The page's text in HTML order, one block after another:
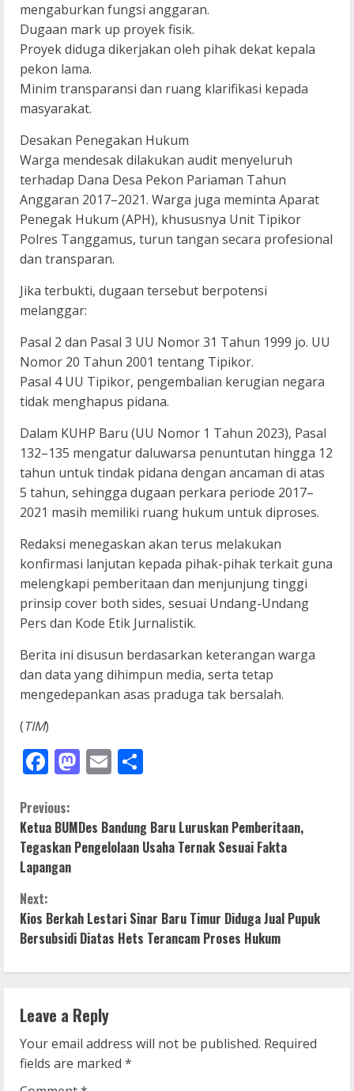
mengaburkan fungsi anggaran.
Dugaan mark up proyek fisik.
Proyek diduga dikerjakan oleh pihak dekat kepala
pekon lama.
Minim transparansi dan ruang klarifikasi kepada
masyarakat.
Desakan Penegakan Hukum
Warga mendesak dilakukan audit menyeluruh
terhadap Dana Desa Pekon Pariaman Tahun
Anggaran 2017–2021. Warga juga meminta Aparat
Penegak Hukum (APH), khususnya Unit Tipikor
Polres Tanggamus, turun tangan secara profesional
dan transparan.
Jika terbukti, dugaan tersebut berpotensi
melanggar:
Pasal 2 dan Pasal 3 UU Nomor 31 Tahun 1999 jo. UU
Nomor 20 Tahun 2001 tentang Tipikor.
Pasal 4 UU Tipikor, pengembalian kerugian negara
tidak menghapus pidana.
Dalam KUHP Baru (UU Nomor 1 Tahun 2023), Pasal
132–135 mengatur daluwarsa penuntutan hingga 12
tahun untuk tindak pidana dengan ancaman di atas
5 tahun, sehingga dugaan perkara periode 2017–
2021 masih memiliki ruang hukum untuk diproses.
Redaksi menegaskan akan terus melakukan
konfirmasi lanjutan kepada pihak-pihak terkait guna
melengkapi pemberitaan dan menjunjung tinggi
prinsip cover both sides, sesuai Undang-Undang
Pers dan Kode Etik Jurnalistik.
Berita ini disusun berdasarkan keterangan warga
dan data yang dihimpun media, serta tetap
mengedepankan asas praduga tak bersalah.
(TIM)
Facebook
Mastodon
Email
C
o
n
t
i
n
u
e
R
Previous:
Ketua BUMDes Bandung Baru Luruskan Pemberitaan,
Tegaskan Pengelolaan Usaha Ternak Sesuai Fakta
Lapangan
Next:
Kios Berkah Lestari Sinar Baru Timur Diduga Jual Pupuk
Bersubsidi Diatas Hets Terancam Proses Hukum
Leave a Reply
Your email address will not be published. Required
fields are marked *